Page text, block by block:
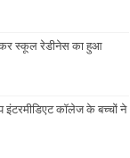
स्कूल रेडीनेस का हुआ
इंटरमीडिएट कॉलेज के बच्चों ने